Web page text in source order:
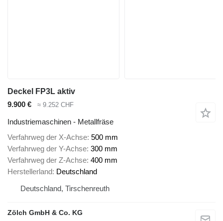
Deckel FP3L aktiv
9.900 €
≈ 9.252 CHF
Industriemaschinen - Metallfräse
Verfahrweg der X-Achse 500 mm
Verfahrweg der Y-Achse 300 mm
Verfahrweg der Z-Achse 400 mm
Herstellerland
Deutschland
Deutschland, Tirschenreuth
Zölch GmbH & Co. KG